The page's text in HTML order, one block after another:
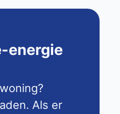
energie
Als er